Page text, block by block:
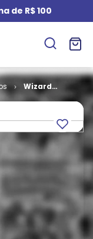
de R$ 100
Wizard
Brasileira - 3ª